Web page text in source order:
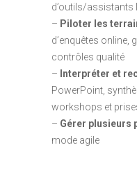
d’outils/assistants
– Piloter les
d’enquêtes online,
contrôles qualité
– Interpréter et
PowerPoint,
workshops et
– Gérer plusieurs
mode agile